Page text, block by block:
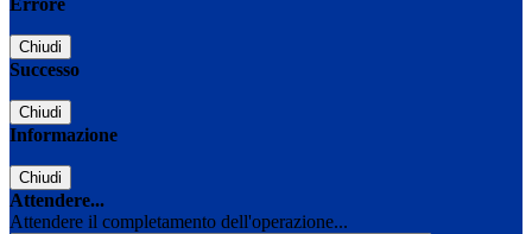
Errore
Chiudi
Successo
Chiudi
Informazione
Chiudi
Attendere...
Attendere il completamento dell'operazione...